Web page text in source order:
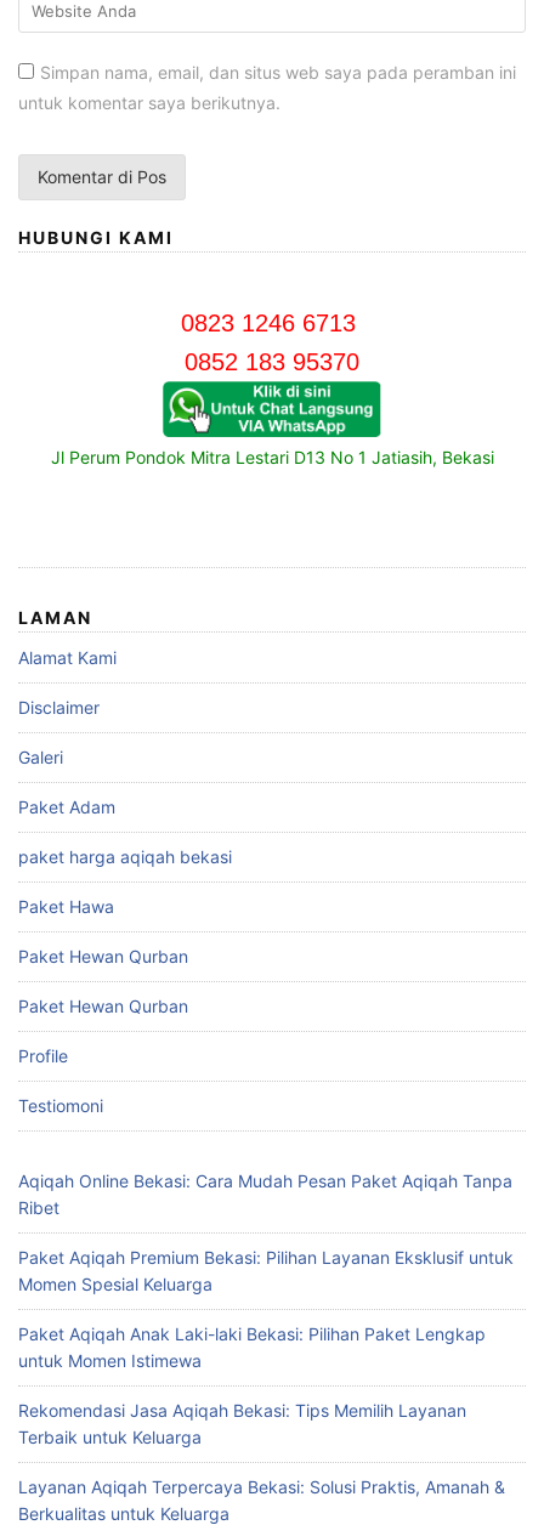
Simpan nama, email, dan situs web saya pada peramban ini
untuk komentar saya berikutnya.
HUBUNGI KAMI
0823 1246 6713
0852 183 95370
Jl Perum Pondok Mitra Lestari D13 No 1 Jatiasih, Bekasi
LAMAN
Alamat Kami
Disclaimer
Galeri
Paket Adam
paket harga aqiqah bekasi
Paket Hawa
Paket Hewan Qurban
Paket Hewan Qurban
Profile
Testiomoni
Aqiqah Online Bekasi: Cara Mudah Pesan Paket Aqiqah Tanpa
Ribet
Paket Aqiqah Premium Bekasi: Pilihan Layanan Eksklusif untuk
Momen Spesial Keluarga
Paket Aqiqah Anak Laki-laki Bekasi: Pilihan Paket Lengkap
untuk Momen Istimewa
Rekomendasi Jasa Aqiqah Bekasi: Tips Memilih Layanan
Terbaik untuk Keluarga
Layanan Aqiqah Terpercaya Bekasi: Solusi Praktis, Amanah &
Berkualitas untuk Keluarga